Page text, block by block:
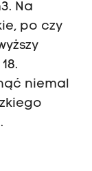
Na
po czy
niemal